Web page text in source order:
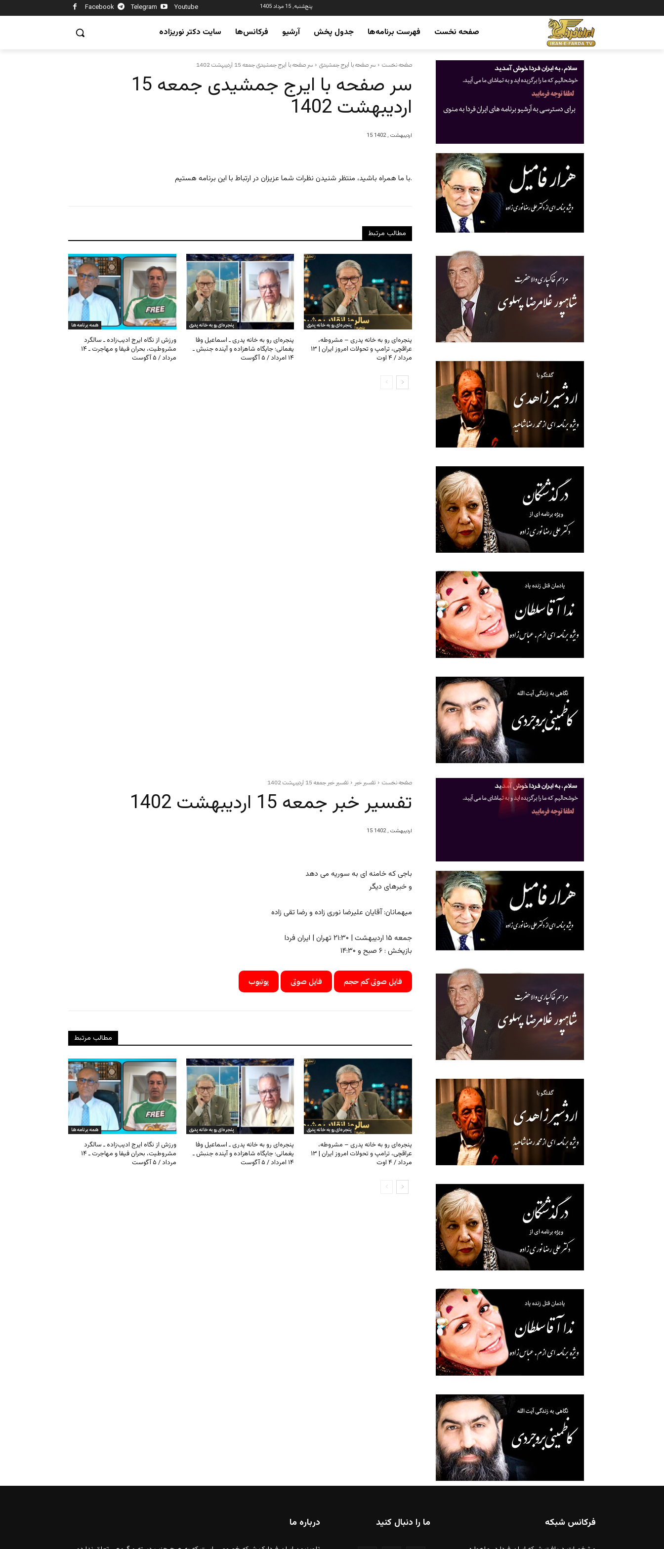
Facebook Telegram Youtube پنج‌شنبه, 15 مرداد 1405
صفحه نخست فهرست برنامه‌ها جدول پخش آرشیو فرکانس‌ها سایت دکتر نوریزاده
صفحه نخست سر صفحه با ایرج جمشیدی سر صفحه با ایرج جمشیدی جمعه 15 اردیبهشت 1402
سر صفحه با ایرج جمشیدی جمعه 15
اردیبهشت 1402
15 اردیبهشت , 1402
با ما همراه باشید، منتظر شنیدن نظرات شما عزیزان در ارتباط با این برنامه هستیم.
مطالب مرتبط
همه برنامه ها
ورزش از نگاه ایرج ادیب‌زاده ـ سالگرد
مشروطیت، بحران فیفا و مهاجرت ـ ۱۴
مرداد / ۵ آگوست
پنجره‌ای رو به خانه پدری
پنجره‌ای رو به خانه پدری ـ اسماعیل وفا
یغمائی؛ جایگاه شاهزاده و آینده جنبش ـ
۱۴ امرداد / ۵ آگوست
پنجره‌ای رو به خانه پدری
پنجره‌ای رو به خانه پدری – مشروطه،
عراقچی، ترامپ و تحولات امروز ایران | ۱۳
مرداد / ۴ اوت
فرکانس شبکه ما را دنبال کنید درباره ما